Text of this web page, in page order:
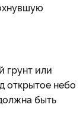
грунт или
открытое небо
быть